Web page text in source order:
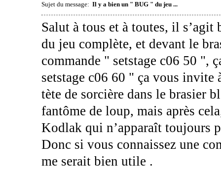
Sujet du message: Il y a bien un " BUG " du jeu ...
Salut à tous et à toutes, il
du jeu complète, et devant le
commande " setstage c06 50 ",
setstage c06 60 " ça vous
tète de sorcière dans le brasier
fantôme de loup, mais après
Kodlak qui n’apparaît toujours
Donc si vous connaissez une
me serait bien utile .